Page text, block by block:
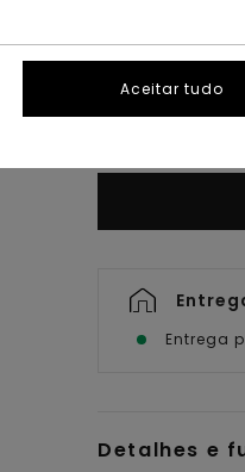
Entrega
Detalhes e
Aceitar tudo